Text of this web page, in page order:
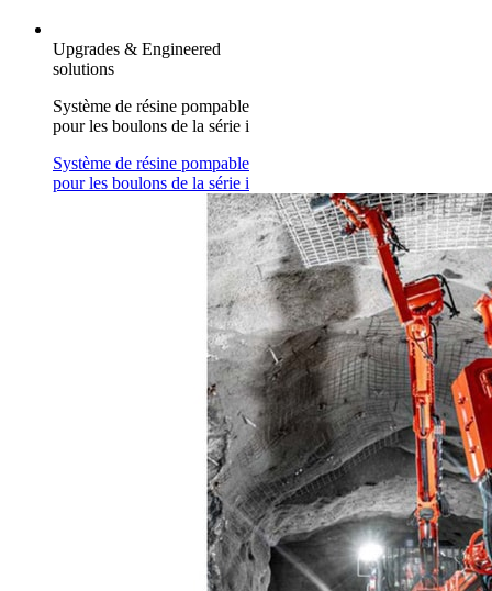
Upgrades & Engineered
solutions
Système de résine pompable
pour les boulons de la série i
Système de résine pompable
pour les boulons de la série i